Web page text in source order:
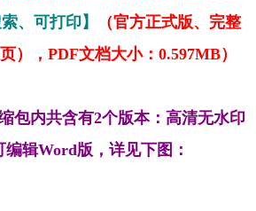
、可打印】
（官方正式版、完整
），PDF文档大小：0.597MB）
包内共含有2个版本：高清无水印
编辑Word版，详见下图：